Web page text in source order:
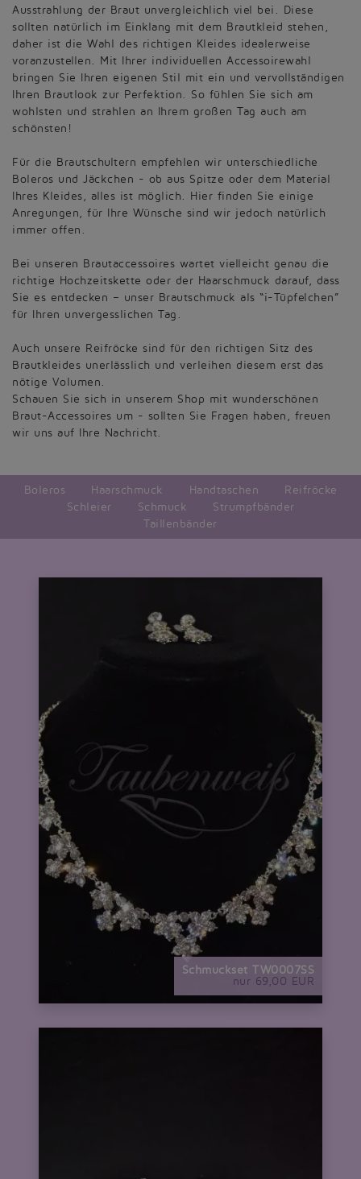
Ausstrahlung der Braut unvergleichlich viel bei. Diese
sollten natürlich im Einklang mit dem Brautkleid stehen,
daher ist die Wahl des richtigen Kleides idealerweise
voranzustellen. Mit Ihrer individuellen Accessoirewahl
bringen Sie Ihren eigenen Stil mit ein und vervollständigen
Ihren Brautlook zur Perfektion. So fühlen Sie sich am
wohlsten und strahlen an Ihrem großen Tag auch am
schönsten!
Für die Brautschultern empfehlen wir unterschiedliche
Boleros und Jäckchen - ob aus Spitze oder dem Material
Ihres Kleides, alles ist möglich. Hier finden Sie einige
Anregungen, für Ihre Wünsche sind wir jedoch natürlich
immer offen.
Bei unseren Brautaccessoires wartet vielleicht genau die
richtige Hochzeitskette oder der Haarschmuck darauf, dass
Sie es entdecken – unser Brautschmuck als “i-Tüpfelchen”
für Ihren unvergesslichen Tag.
Auch unsere Reifröcke sind für den richtigen Sitz des
Brautkleides unerlässlich und verleihen diesem erst das
nötige Volumen.
Schauen Sie sich in unserem Shop mit wunderschönen
Braut-Accessoires um - sollten Sie Fragen haben, freuen
wir uns auf Ihre Nachricht.
Boleros Haarschmuck Handtaschen
Reifröcke
Schleier
Schmuck
Strumpfbänder
Taillenbänder
Schmuckset TW0007SS
nur 69,00 EUR